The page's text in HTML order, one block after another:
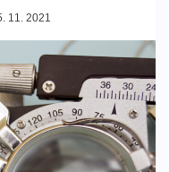
11. 2021